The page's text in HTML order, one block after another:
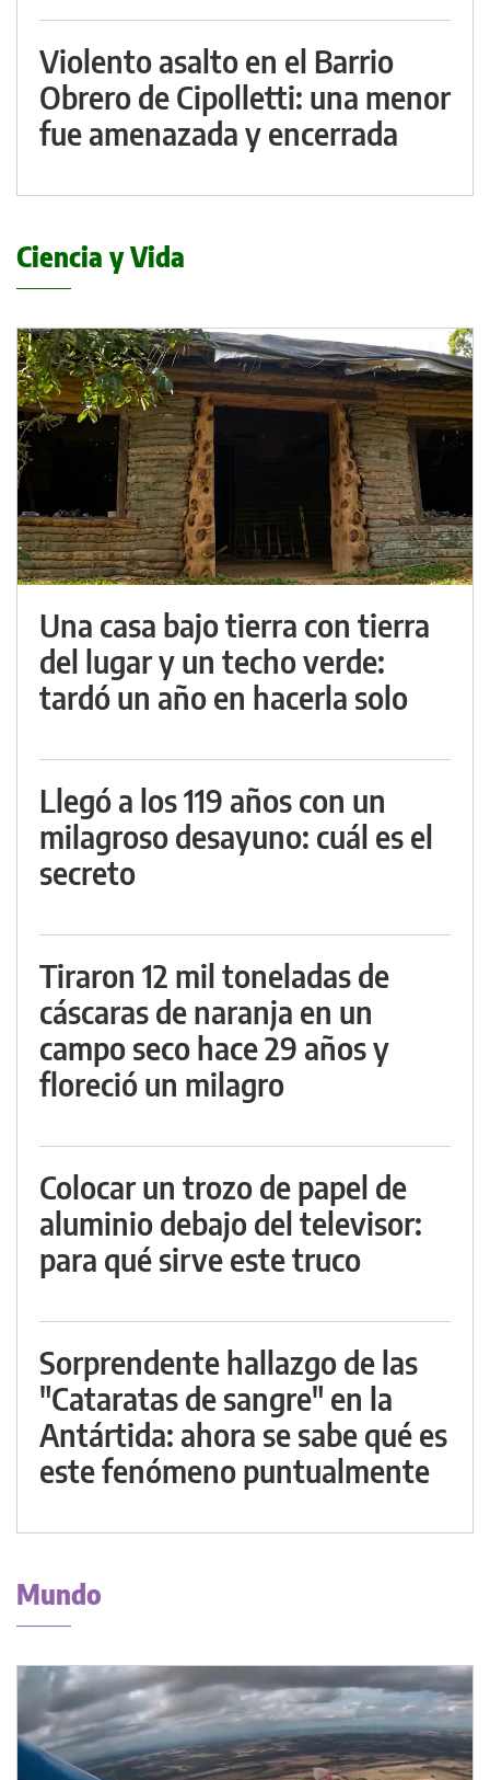
Violento asalto en el Barrio
Obrero de Cipolletti: una menor
fue amenazada y encerrada
Ciencia y Vida
Una casa bajo tierra con tierra
del lugar y un techo verde:
tardó un año en hacerla solo
Llegó a los 119 años con un
milagroso desayuno: cuál es el
secreto
Tiraron 12 mil toneladas de
cáscaras de naranja en un
campo seco hace 29 años y
floreció un milagro
Colocar un trozo de papel de
aluminio debajo del televisor:
para qué sirve este truco
Sorprendente hallazgo de las
"Cataratas de sangre" en la
Antártida: ahora se sabe qué es
este fenómeno puntualmente
Mundo